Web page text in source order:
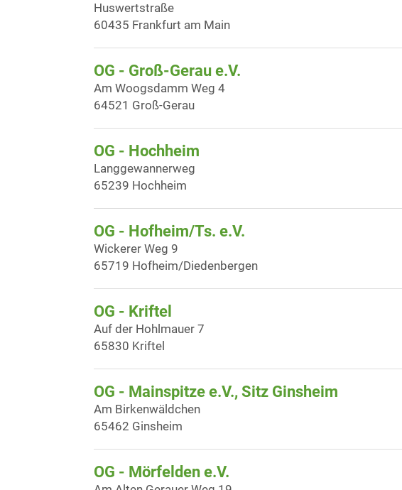
Huswertstraße
60435 Frankfurt am Main
OG - Groß-Gerau e.V.
Am Woogsdamm Weg 4
64521 Groß-Gerau
OG - Hochheim
Langgewannerweg
65239 Hochheim
OG - Hofheim/Ts. e.V.
Wickerer Weg 9
65719 Hofheim/Diedenbergen
OG - Kriftel
Auf der Hohlmauer 7
65830 Kriftel
OG - Mainspitze e.V., Sitz Ginsheim
Am Birkenwäldchen
65462 Ginsheim
OG - Mörfelden e.V.